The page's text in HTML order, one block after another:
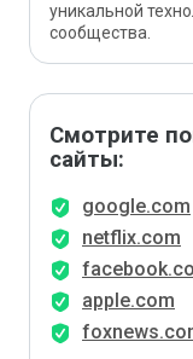
уникальной
сообщества.
Смотрите
сайты:
google.com
netflix.com
apple.com